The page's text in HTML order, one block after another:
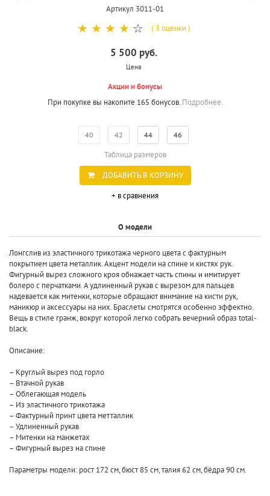
Артикул 3011-01
☆
☆
☆
☆
☆ ( 3 оценки )
5 500 руб.
Цена
Акции и бонусы
При покупке вы накопите 165 бонусов. Подробнее.
40 42 44 46
Таблица размеров
ДОБАВИТЬ В КОРЗИНУ
+ в сравнения
О модели
Лонгслив из эластичного трикотажа черного цвета с фактурным
покрытием цвета металлик. Акцент модели на спине и кистях рук.
Фигурный вырез сложного кроя обнажает часть спины и имитирует
болеро с перчатками. А удлиненный рукав с вырезом для пальцев
надевается как митенки, которые обращают внимание на кисти рук,
маникюр и аксессуары на них. Браслеты смотрятся особенно эффектно.
Вещь в стиле гранж, вокруг которой легко собрать вечерний образ total-
black.
Описание:
– Круглый вырез под горло
– Втачной рукав
– Облегающая модель
– Из эластичного трикотажа
– Фактурный принт цвета метталлик
– Удлиненный рукав
– Митенки на манжетах
– Фигурный вырез на спине
Параметры модели: рост 172 см, бюст 85 см, талия 62 см, бёдра 90 см.